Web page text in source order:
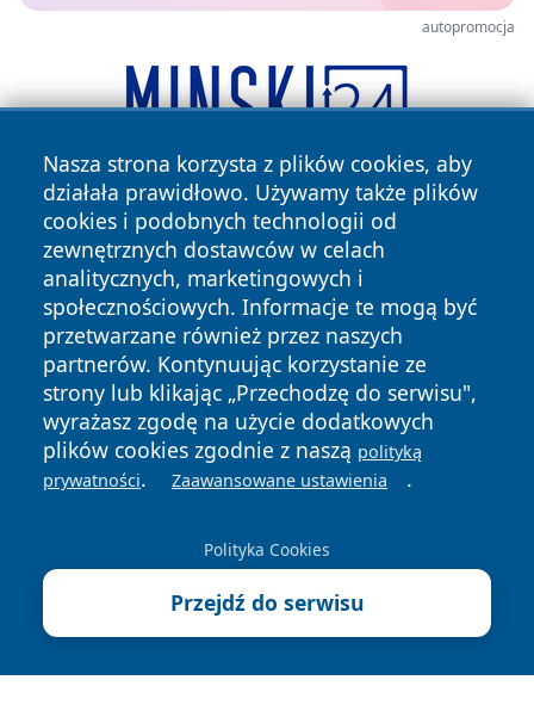
autopromocja
Nasza strona korzysta z plików cookies, aby
działała prawidłowo. Używamy także plików
cookies i podobnych technologii od
zewnętrznych dostawców w celach
analitycznych, marketingowych i
społecznościowych. Informacje te mogą być
przetwarzane również przez naszych
partnerów. Kontynuując korzystanie ze
strony lub klikając „Przechodzę do serwisu",
wyrażasz zgodę na użycie dodatkowych
plików cookies zgodnie z naszą polityką
prywatności. Zaawansowane ustawienia .
Polityka Cookies
Przejdź do serwisu
Copyright © 2026 pulsbydgoszczy.pl Wszystkie prawa
zastrzeżone.
News Autorzy
Polityka
Prywatności
Polityka
Cookies